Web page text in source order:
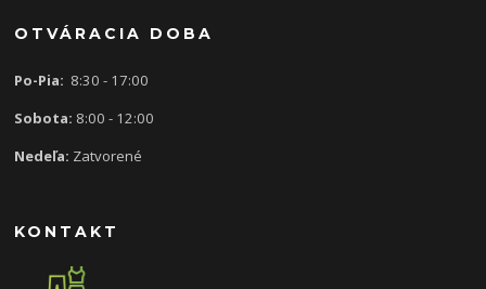
OTVÁRACIA DOBA
Po-Pia: 8:30 - 17:00
Sobota: 8:00 - 12:00
Nedeľa: Zatvorené
KONTAKT